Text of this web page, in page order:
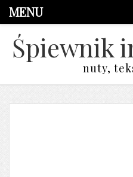
MENU
Śpiewnik
nuty,